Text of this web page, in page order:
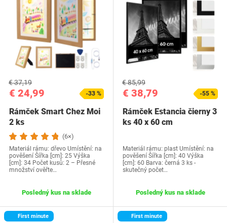
€ 24,99
€ 37,19
-33 %
Rámček Smart Chez Moi
2 ks
(6×)
Materiál rámu: dřevo Umístění: na
pověšení Šířka [cm]: 25 Výška
[cm]: 34 Počet kusů: 2 – Přesné
množství ověřte…
Posledný kus na sklade
€ 38,79
€ 85,99
-55 %
Rámček Estancia čierny 3
ks 40 x 60 cm
Materiál rámu: plast Umístění: na
pověšení Šířka [cm]: 40 Výška
[cm]: 60 Barva: černá 3 ks -
skutečný počet…
Posledný kus na sklade
First minute First minute